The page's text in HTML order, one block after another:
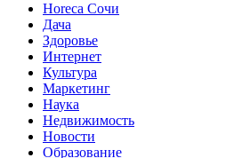
Horeca Сочи
Дача
Здоровье
Интернет
Культура
Маркетинг
Наука
Недвижимость
Новости
Образование